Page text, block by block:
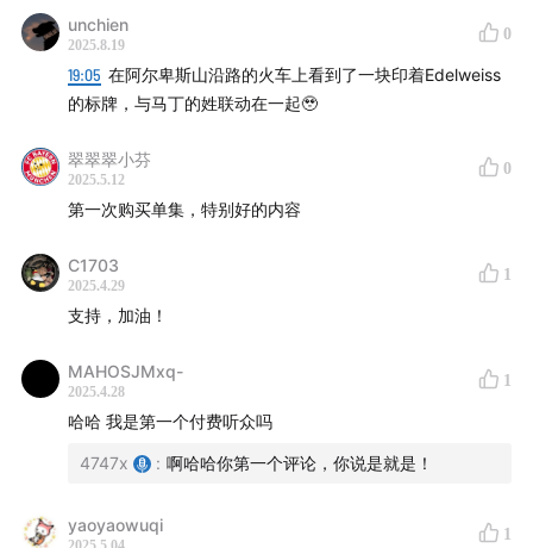
unchien
2025.8.19
0
19:05 在阿尔卑斯山沿路的火车上看到了一块印着Edelweiss
的标牌，与马丁的姓联动在一起🥹
翠翠翠小芬
2025.5.12
0
第一次购买单集，特别好的内容
C1703
2025.4.29
1
支持，加油！
MAHOSJMxq-
2025.4.28
1
哈哈 我是第一个付费听众吗
4747x : 啊哈哈你第一个评论，你说是就是！
yaoyaowuqi 1